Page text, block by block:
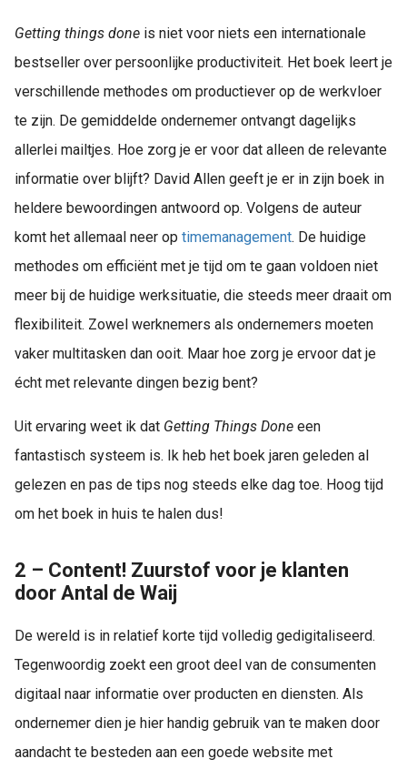
Getting things done is niet voor niets een internationale
bestseller over persoonlijke productiviteit. Het boek leert je
verschillende methodes om productiever op de werkvloer
te zijn. De gemiddelde ondernemer ontvangt dagelijks
allerlei mailtjes. Hoe zorg je er voor dat alleen de relevante
informatie over blijft? David Allen geeft je er in zijn boek in
heldere bewoordingen antwoord op. Volgens de auteur
komt het allemaal neer op timemanagement. De huidige
methodes om efficiënt met je tijd om te gaan voldoen niet
meer bij de huidige werksituatie, die steeds meer draait om
flexibiliteit. Zowel werknemers als ondernemers moeten
vaker multitasken dan ooit. Maar hoe zorg je ervoor dat je
écht met relevante dingen bezig bent?
Uit ervaring weet ik dat Getting Things Done een
fantastisch systeem is. Ik heb het boek jaren geleden al
gelezen en pas de tips nog steeds elke dag toe. Hoog tijd
om het boek in huis te halen dus!
2 – Content! Zuurstof voor je klanten
door Antal de Waij
De wereld is in relatief korte tijd volledig gedigitaliseerd.
Tegenwoordig zoekt een groot deel van de consumenten
digitaal naar informatie over producten en diensten. Als
ondernemer dien je hier handig gebruik van te maken door
aandacht te besteden aan een goede website met